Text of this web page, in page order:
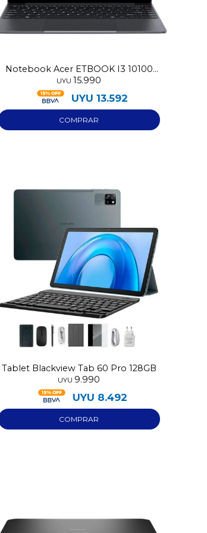
Notebook Acer ETBOOK I3 10100
256GB/8GB
UYU 15.990
UYU 13.592
Tablet Blackview Tab 60 Pro 128GB
UYU 9.990
UYU 8.492